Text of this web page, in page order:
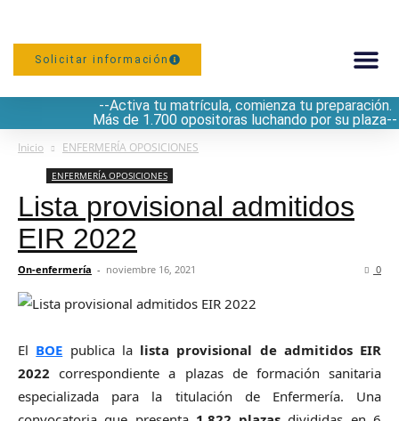
Solicitar información
--Activa tu matrícula, comienza tu preparación.
Más de 1.700 opositoras luchando por su plaza--
Inicio ENFERMERÍA OPOSICIONES
ENFERMERÍA OPOSICIONES
Lista provisional admitidos
EIR 2022
On-enfermería - noviembre 16, 2021 0
El BOE publica la lista provisional de admitidosEIR
2022 correspondiente a plazas de formación sanitaria
especializada para la titulación de Enfermería. Una